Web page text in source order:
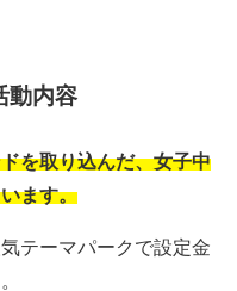
動内容
を取り込んだ、女子中
ます。
テーマパークで設定金